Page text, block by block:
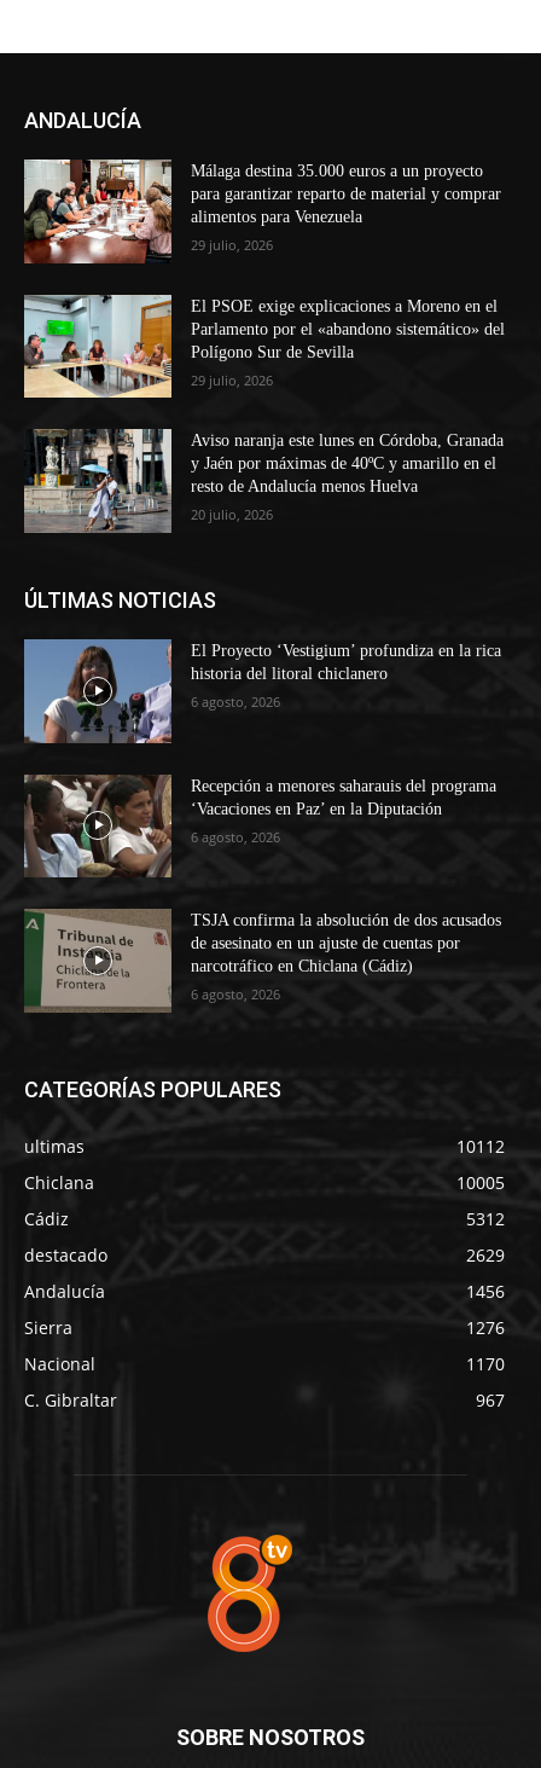
ANDALUCÍA
Málaga destina 35.000 euros a un proyecto
para garantizar reparto de material y comprar
alimentos para Venezuela
29 julio, 2026
El PSOE exige explicaciones a Moreno en el
Parlamento por el «abandono sistemático» del
Polígono Sur de Sevilla
29 julio, 2026
Aviso naranja este lunes en Córdoba, Granada
y Jaén por máximas de 40ºC y amarillo en el
resto de Andalucía menos Huelva
20 julio, 2026
ÚLTIMAS NOTICIAS
El Proyecto ‘Vestigium’ profundiza en la rica
historia del litoral chiclanero
6 agosto, 2026
Recepción a menores saharauis del programa
‘Vacaciones en Paz’ en la Diputación
6 agosto, 2026
TSJA confirma la absolución de dos acusados
de asesinato en un ajuste de cuentas por
narcotráfico en Chiclana (Cádiz)
6 agosto, 2026
CATEGORÍAS POPULARES
ultimas
10112
Chiclana
10005
Cádiz
5312
destacado
2629
Andalucía
1456
Sierra
1276
Nacional
1170
C. Gibraltar
967
SOBRE NOSOTROS